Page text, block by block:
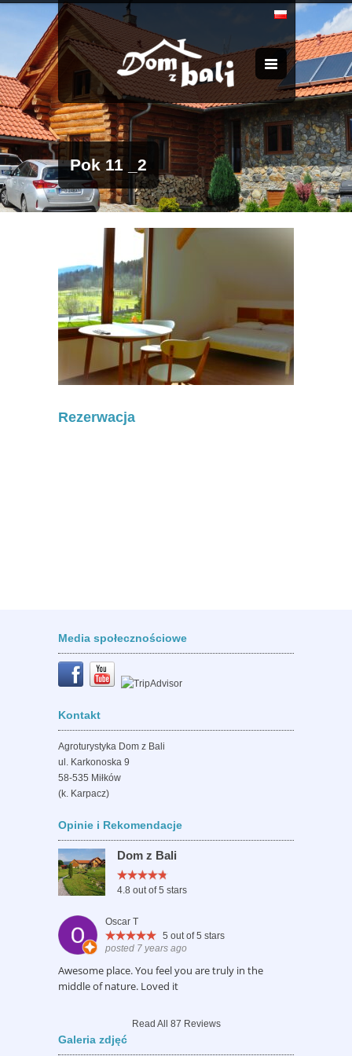
Pok 11 _2
Rezerwacja
Media społecznościowe
Kontakt
Agroturystyka Dom z Bali
ul. Karkonoska 9
58-535 Miłków
(k. Karpacz)
Opinie i Rekomendacje
Dom z Bali
4.8 out of 5 stars
Oscar T
5 out of 5 stars
posted 7 years ago
Awesome place. You feel you are truly in the
middle of nature. Loved it
Read All 87 Reviews
Galeria zdjęć